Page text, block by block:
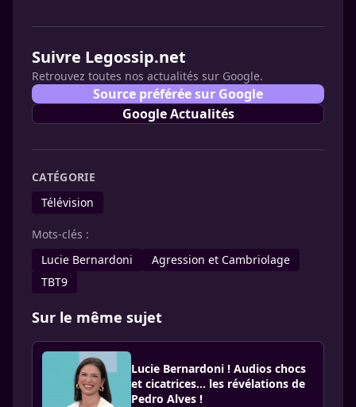
Suivre Legossip.net
Retrouvez toutes nos actualités sur Google.
Source préférée sur Google
Google Actualités
CATÉGORIE
Télévision
Mots-clés :
Lucie Bernardoni
Agression et Cambriolage
TBT9
Sur le même sujet
Lucie Bernardoni ! Audios chocs
et cicatrices... les révélations de
Pedro Alves !